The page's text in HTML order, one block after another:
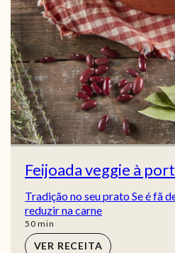
Feijoada veggie à
Tradição no seu prato Se é fã
reduzir na carne
50min
min
VER RECEITA